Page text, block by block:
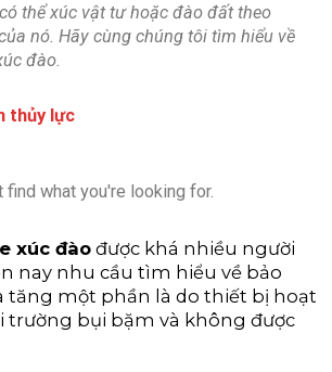
thể xúc vật tư hoặc đào đất theo
nó. Hãy cùng chúng tôi tìm hiểu về
đào.
thủy lực
find what you're looking for.
xúc đào được khá nhiều người
nay nhu cầu tìm hiểu về bảo
tăng một phần là do thiết bị hoạt
trường bụi bặm và không được